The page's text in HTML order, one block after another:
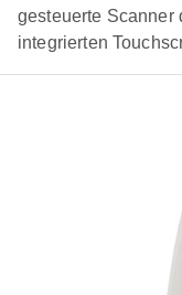
gesteuerte Scanner
integrierten